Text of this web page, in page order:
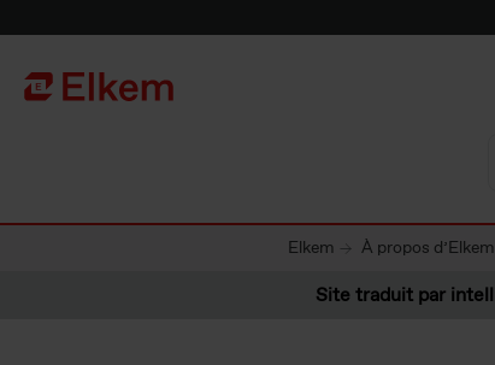
Vers la page d'accueil
Elkem À propos d’Elkem
Site traduit par